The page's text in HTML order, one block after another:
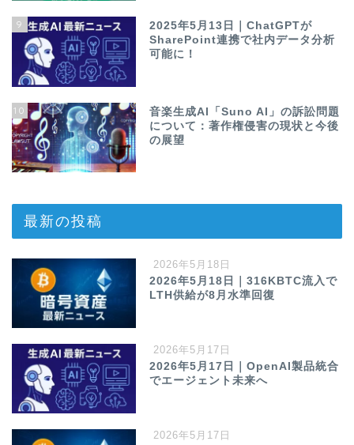
9
2025年5月13日｜ChatGPTが
SharePoint連携で社内データ分析
可能に！
10
音楽生成AI「Suno AI」の訴訟問題
について：著作権侵害の現状と今後
の展望
最新の投稿
2026年5月18日
2026年5月18日｜316KBTC流入で
LTH供給が8月水準回復
2026年5月17日
2026年5月17日｜OpenAI製品統合
でエージェント未来へ
2026年5月17日